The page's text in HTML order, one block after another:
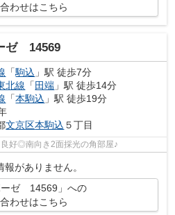
わせはこちら
ゼ 14569
「駒込 」駅 徒歩7分
北線 「 田端 」駅 徒歩14分
「本駒込 」駅 徒歩19分
文京区本駒込 ５丁目
好◎南向き2面採光の角部屋♪
報がありません。
ーゼ 14569」への
わせはこちら